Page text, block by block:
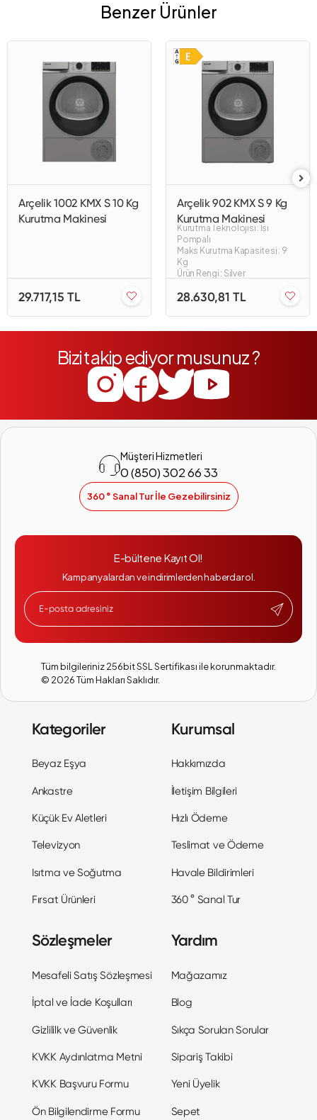
Benzer Ürünler
Arçelik 1002 KMX S 10 Kg
Kurutma Makinesi
29.717,15 TL
Arçelik 902 KMX S 9 Kg
Kurutma Makinesi
Kurutma Teknolojisi : Isı
Pompalı
Maks Kurutma Kapasitesi : 9
Kg
Ürün Rengi : Silver
28.630,81 TL
Bizi takip ediyor musunuz ?
Müşteri Hizmetleri
0 (850) 302 66 33
360 ° Sanal Tur İle Gezebilirsiniz
E-bültene Kayıt Ol!
Kampanyalardan ve indirimlerden haberdar ol.
Tüm bilgileriniz 256bit SSL Sertifikası ile korunmaktadır.
© 2026Tüm Hakları Saklıdır.
Kategoriler
Beyaz Eşya
Ankastre
Küçük Ev Aletleri
Televizyon
Isıtma ve Soğutma
Fırsat Ürünleri
Kurumsal
Hakkımızda
İletişim Bilgileri
Hızlı Ödeme
Teslimat ve Ödeme
Havale Bildirimleri
360 ° Sanal Tur
Sözleşmeler
Mesafeli Satış Sözleşmesi
İptal ve İade Koşulları
Gizlililk ve Güvenlik
KVKK Aydınlatma Metni
KVKK Başvuru Formu
Ön Bilgilendirme Formu
Yardım
Mağazamız
Blog
Sıkça Sorulan Sorular
Sipariş Takibi
Yeni Üyelik
Sepet